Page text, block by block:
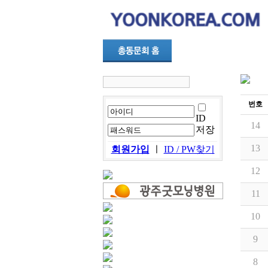
ID
저장
회원가입
ID / PW찾기
번호
14
13
12
11
10
9
8